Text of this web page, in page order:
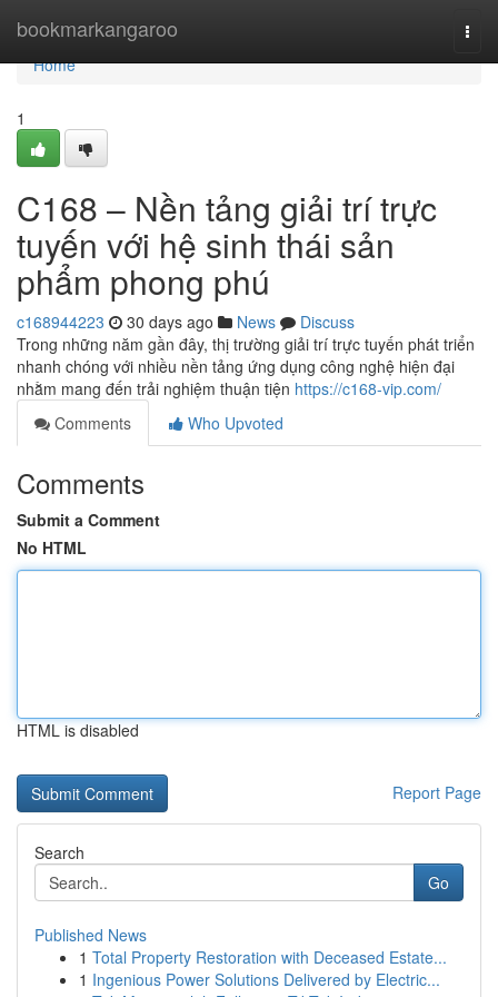
bookmarkangaroo
Home
Home
1
C168 – Nền tảng giải trí trực
tuyến với hệ sinh thái sản
phẩm phong phú
c168944223 30 days ago News
Discuss
Trong những năm gần đây, thị trường giải trí trực tuyến phát triển
nhanh chóng với nhiều nền tảng ứng dụng công nghệ hiện đại
nhằm mang đến trải nghiệm thuận tiện https://c168-vip.com/
Comments
Who Upvoted
Comments
Submit a Comment
No HTML
HTML is disabled
Report Page
Search
Go
Published News
1 Total Property Restoration with Deceased Estate...
1 Ingenious Power Solutions Delivered by Electric...